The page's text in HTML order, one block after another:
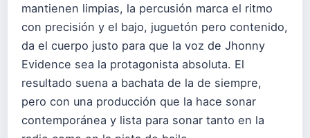
mantienen limpias, la percusión marca el ritmo
con precisión y el bajo, juguetón pero contenido,
da el cuerpo justo para que la voz de Jhonny
Evidence sea la protagonista absoluta. El
resultado suena a bachata de la de siempre,
pero con una producción que la hace sonar
contemporánea y lista para sonar tanto en la